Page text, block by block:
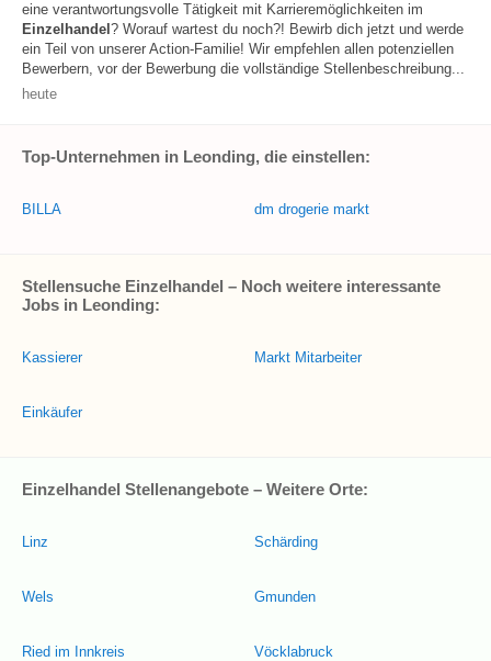
eine verantwortungsvolle Tätigkeit mit Karrieremöglichkeiten im
Einzelhandel ? Worauf wartest du noch?! Bewirb dich jetzt und werde
ein Teil von unserer Action-Familie! Wir empfehlen allen potenziellen
Bewerbern, vor der Bewerbung die vollständige Stellenbeschreibung...
heute
Top-Unternehmen in Leonding, die einstellen:
BILLA dm drogerie markt
Stellensuche Einzelhandel – Noch weitere interessante
Jobs in Leonding:
Kassierer
Einkäufer
Markt Mitarbeiter
Einzelhandel Stellenangebote – Weitere Orte:
Linz
Wels
Ried im Innkreis
Schärding
Gmunden
Vöcklabruck